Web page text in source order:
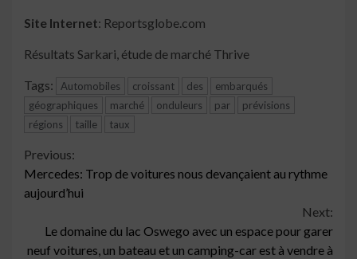
Site Internet: Reportsglobe.com
Résultats Sarkari, étude de marché Thrive
Tags: Automobiles croissant des
embarqués
géographiques
marché onduleurs par
prévisions
régions
taille taux
Continue
Reading
Previous:
Mercedes: Trop de voitures nous devançaient au rythme
aujourd’hui
Next:
Le domaine du lac Oswego avec un espace pour garer
neuf voitures, un bateau et un camping-car est à vendre à